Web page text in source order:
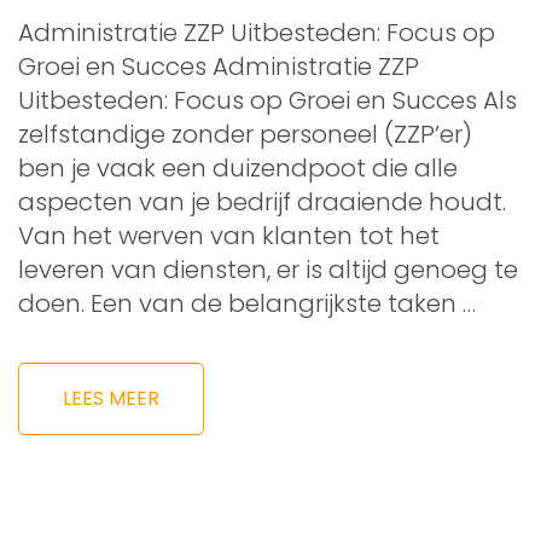
Administratie ZZP Uitbesteden: Focus op
Groei en Succes Administratie ZZP
Uitbesteden: Focus op Groei en Succes Als
zelfstandige zonder personeel (ZZP’er)
ben je vaak een duizendpoot die alle
aspecten van je bedrijf draaiende houdt.
Van het werven van klanten tot het
leveren van diensten, er is altijd genoeg te
doen. Een van de belangrijkste taken …
LEES MEER